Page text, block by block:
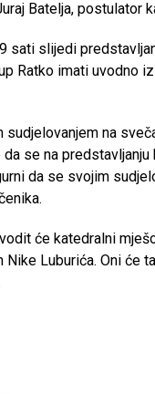
Batelja, postulator
sati slijedi
Ratko imati uvodno
na
se na
da se svojim
će katedralni
Nike Luburića. Oni